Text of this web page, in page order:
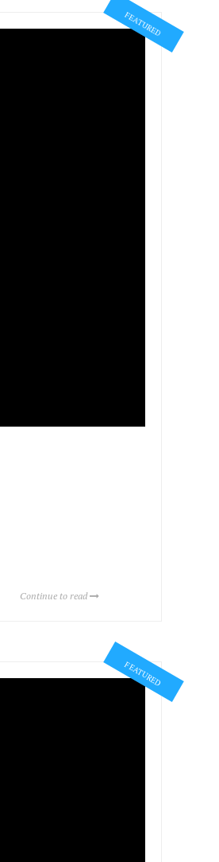
FEATURED
Continue to read
FEATURED